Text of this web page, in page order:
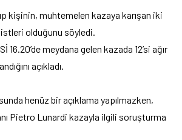
kişinin, muhtemelen kazaya karışan iki
olduğunu söyledi.
16.20’de meydana gelen kazada 12’si ağır
açıkladı.
henüz bir açıklama yapılmazken,
Pietro Lunardi kazayla ilgili soruşturma